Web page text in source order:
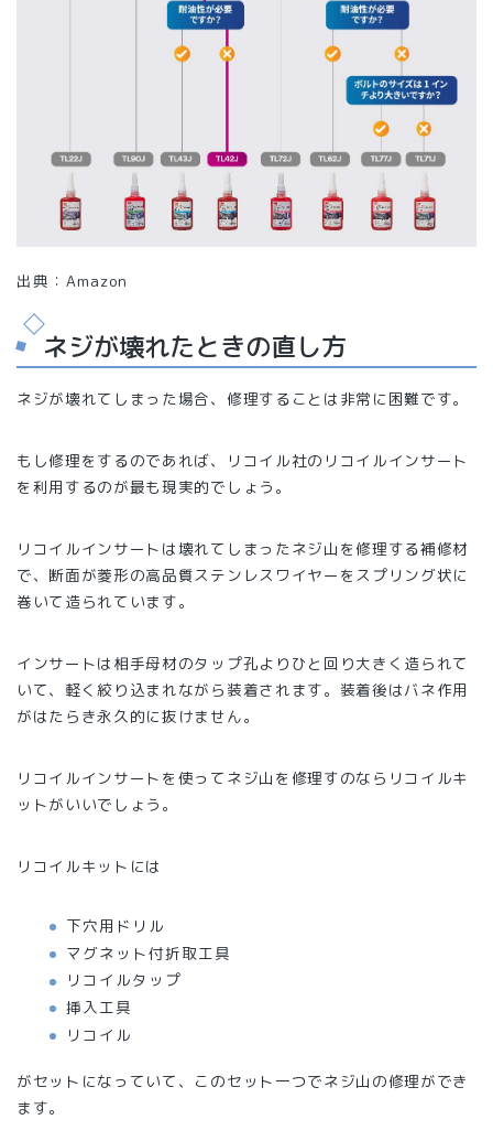
出典：Amazon
ネジが壊れたときの直し方
ネジが壊れてしまった場合、修理することは非常に困難です。
もし修理をするのであれば、リコイル社のリコイルインサート
を利用するのが最も現実的でしょう。
リコイルインサートは壊れてしまったネジ山を修理する補修材
で、断面が菱形の高品質ステンレスワイヤーをスプリング状に
巻いて造られています。
インサートは相手母材のタップ孔よりひと回り大きく造られて
いて、軽く絞り込まれながら装着されます。装着後はバネ作用
がはたらき永久的に抜けません。
リコイルインサートを使ってネジ山を修理すのならリコイルキ
ットがいいでしょう。
リコイルキットには
下穴用ドリル
マグネット付折取工具
リコイルタップ
挿入工具
リコイル
がセットになっていて、このセット一つでネジ山の修理ができ
ます。